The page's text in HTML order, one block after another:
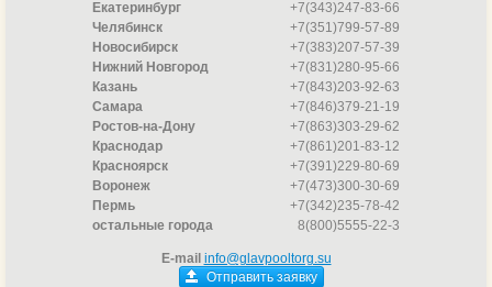
Екатеринбург
+7(343)247-83-66
Челябинск
+7(351)799-57-89
Новосибирск
+7(383)207-57-39
Нижний Новгород
+7(831)280-95-66
Казань
+7(843)203-92-63
Самара
+7(846)379-21-19
Ростов-на-Дону
+7(863)303-29-62
Краснодар
+7(861)201-83-12
Красноярск
+7(391)229-80-69
Воронеж
+7(473)300-30-69
Пермь
+7(342)235-78-42
остальные города
8(800)5555-22-3
E-mail info@glavpooltorg.su
Отправить заявку